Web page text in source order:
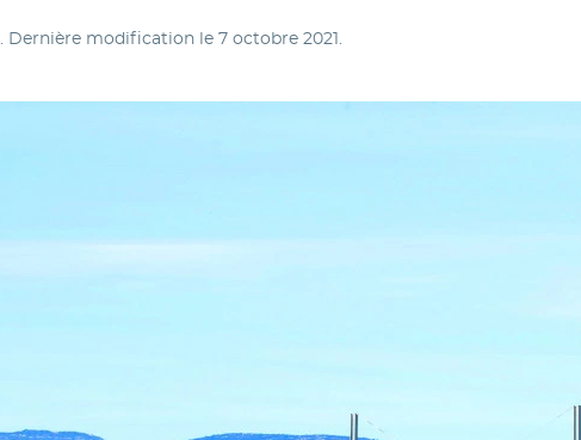
. Dernière modification le 7 octobre 2021.